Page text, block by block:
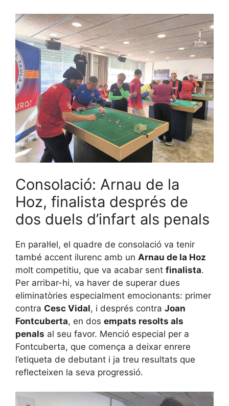
Consolació: Arnau de la
Hoz, finalista després de
dos duels d’infart als penals
En paral·lel, el quadre de consolació va tenir
també accent ilurenc amb un Arnau de la Hoz
molt competitiu, que va acabar sent finalista.
Per arribar-hi, va haver de superar dues
eliminatòries especialment emocionants: primer
contra Cesc Vidal, i després contra Joan
Fontcuberta, en dos empats resolts als
penals al seu favor. Menció especial per a
Fontcuberta, que comença a deixar enrere
l’etiqueta de debutant i ja treu resultats que
reflecteixen la seva progressió.